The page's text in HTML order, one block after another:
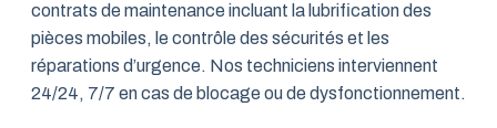
contrats de maintenance incluant la lubrification des
pièces mobiles, le contrôle des sécurités et les
réparations d’urgence. Nos techniciens interviennent
24/24, 7/7 en cas de blocage ou de dysfonctionnement.